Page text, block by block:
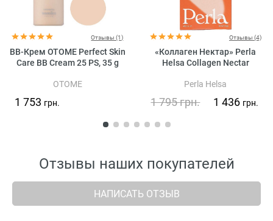
Отзывы (1)
BB-Крем OTOME Perfect Skin
Care BB Cream 25 PS, 35 g
OTOME
1 753 грн.
Отзывы (4)
«Коллаген Нектар» Perla
Helsa Collagen Nectar
Perla Helsa
1 795грн. 1 436 грн.
Отзывы наших покупателей
НАПИСАТЬ ОТЗЫВ